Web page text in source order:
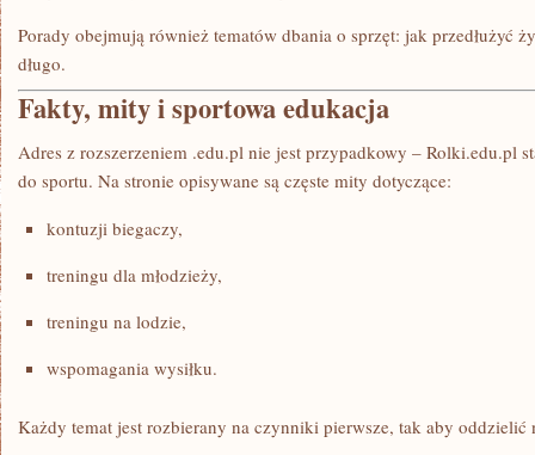
Porady obejmują również tematów dbania o sprzęt: jak przedłużyć
długo.
Fakty, mity i sportowa edukacja
Adres z rozszerzeniem .edu.pl nie jest przypadkowy – Rolki.edu.pl
do sportu. Na stronie opisywane są częste mity dotyczące:
kontuzji biegaczy,
treningu dla młodzieży,
treningu na lodzie,
wspomagania wysiłku.
Każdy temat jest rozbierany na czynniki pierwsze, tak aby